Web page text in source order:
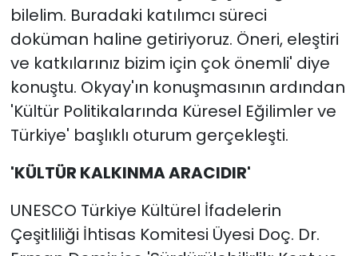
bilelim. Buradaki katılımcı süreci
doküman haline getiriyoruz. Öneri, eleştiri
ve katkılarınız bizim için çok önemli' diye
konuştu. Okyay'ın konuşmasının ardından
'Kültür Politikalarında Küresel Eğilimler ve
Türkiye' başlıklı oturum gerçekleşti.
'KÜLTÜR KALKINMA ARACIDIR'
UNESCO Türkiye Kültürel İfadelerin
Çeşitliliği İhtisas Komitesi Üyesi Doç. Dr.